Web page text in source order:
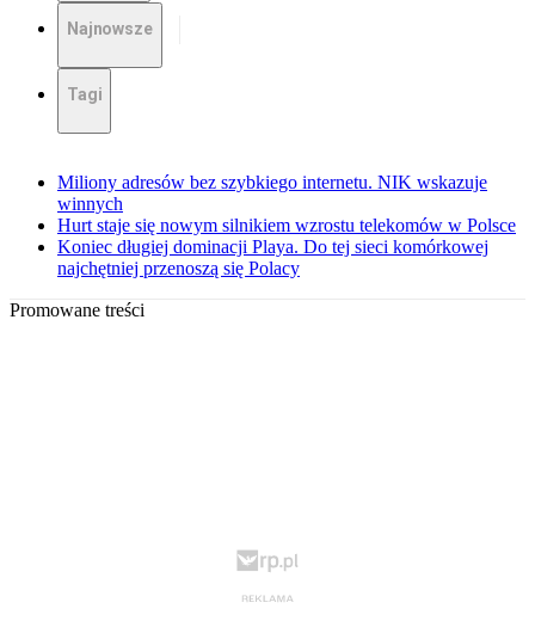
Najnowsze
Tagi
Miliony adresów bez szybkiego internetu. NIK wskazuje
winnych
Hurt staje się nowym silnikiem wzrostu telekomów w Polsce
Koniec długiej dominacji Playa. Do tej sieci komórkowej
najchętniej przenoszą się Polacy
Promowane treści